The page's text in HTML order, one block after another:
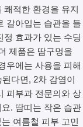
적한 환경을 유지
갈아입는 습관을 들
정 효과가 있는 수딩
제품은 땀구멍을
우에는 사용을 피해
다면, 2차 감염이
피부과 전문의와 상
. 땀띠는 작은 습관
여름철 피부 고민